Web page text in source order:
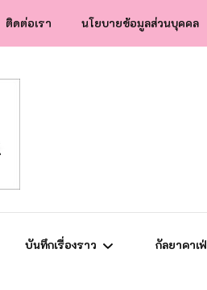
ติดต่อเรา นโยบายข้อมูลส่วนบุคคล
บันทึกเรื่องราว กัลยาคาเฟ่